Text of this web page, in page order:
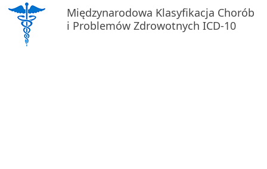
Międzynarodowa Klasyfikacja Chorób
i Problemów Zdrowotnych ICD-10